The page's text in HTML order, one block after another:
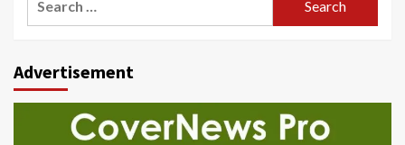
Advertisement